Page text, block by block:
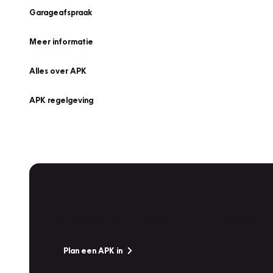
Garageafspraak
Meer informatie
Alles over APK
APK regelgeving
Plan een APK in